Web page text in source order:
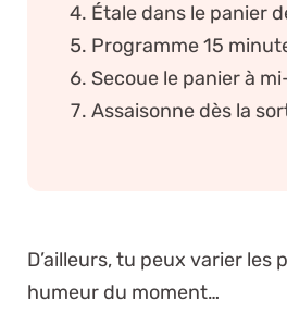
Étale dans le panier
Programme 15
Secoue le panier à
Assaisonne dès la
D’ailleurs, tu peux varier les
humeur du moment…